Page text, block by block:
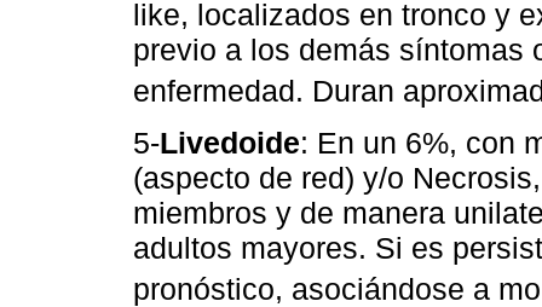
like, localizados en tronco y
previo a los demás síntomas
enfermedad. Duran
5-Livedoide: En un 6%, con
(aspecto de red) y/o
miembros y de manera
adultos mayores. Si es
pronóstico, asociándose a